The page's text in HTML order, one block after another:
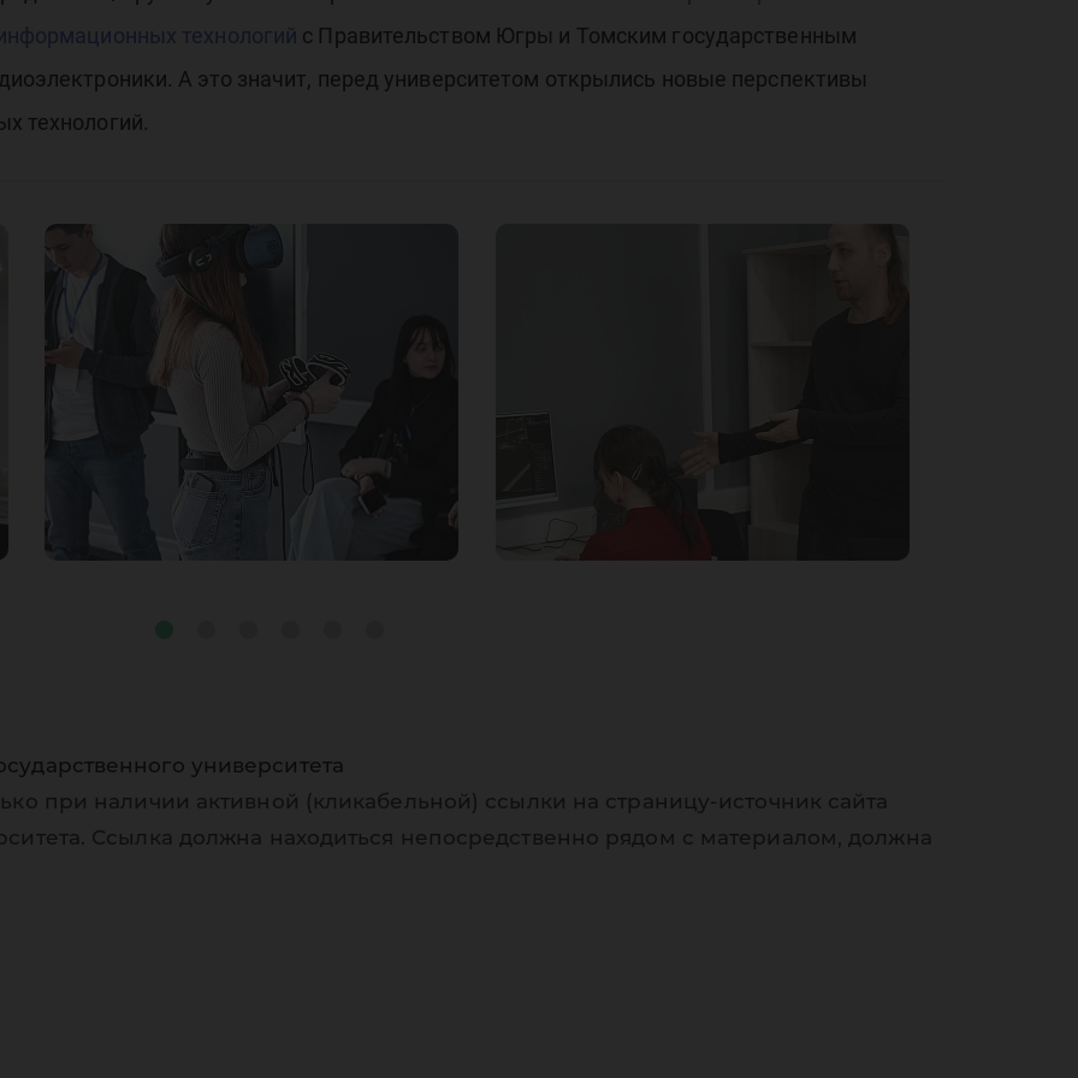
технологий с Правительством Югры и Томским государственным
А это значит, перед университетом открылись новые перспективы
технологий.
университета
при наличии активной (кликабельной) ссылки на страницу-источник сайта
Ссылка должна находиться непосредственно рядом с материалом, должна